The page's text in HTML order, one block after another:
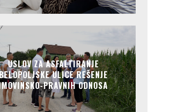
USLOV ZA ASFALTIRANJE
ULICE REŠENJE
PRAVNIH ODNOSA